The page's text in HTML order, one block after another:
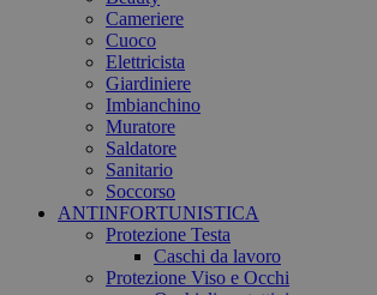
Cameriere
Cuoco
Elettricista
Giardiniere
Imbianchino
Muratore
Saldatore
Sanitario
Soccorso
ANTINFORTUNISTICA
Protezione Testa
Caschi da lavoro
Protezione Viso e Occhi